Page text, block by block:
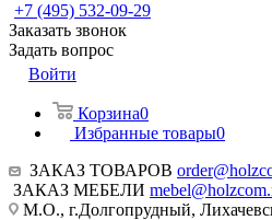
+7 (495) 532-09-29
Заказать звонок
Задать вопрос
Войти
Корзина0
Избранные товары0
ЗАКАЗ ТОВАРОВ
ЗАКАЗ МЕБЕЛИ
М.О., г.Долгопрудный,